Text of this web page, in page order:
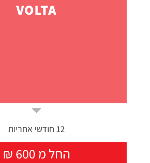
VOLTA
12 חודשי אחריות
₪ החל מ 600